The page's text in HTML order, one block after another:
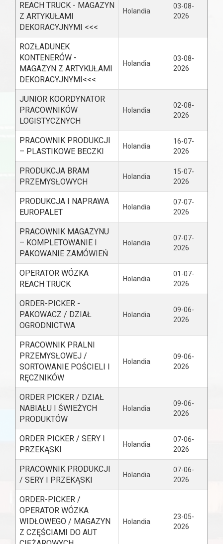
REACH TRUCK - MAGAZYN
Z ARTYKUŁAMI
DEKORACYJNYMI <<<
Holandia
03-08-
2026
ROZŁADUNEK
KONTENERÓW -
MAGAZYN Z ARTYKUŁAMI
DEKORACYJNYMI<<<
Holandia
03-08-
2026
JUNIOR KOORDYNATOR
PRACOWNIKÓW
LOGISTYCZNYCH
Holandia
02-08-
2026
PRACOWNIK PRODUKCJI
– PLASTIKOWE BECZKI
Holandia
16-07-
2026
PRODUKCJA BRAM
PRZEMYSŁOWYCH
Holandia
15-07-
2026
PRODUKCJA I NAPRAWA
EUROPALET
Holandia
07-07-
2026
PRACOWNIK MAGAZYNU
– KOMPLETOWANIE I
PAKOWANIE ZAMÓWIEŃ
Holandia
07-07-
2026
OPERATOR WÓZKA
REACH TRUCK
Holandia
01-07-
2026
ORDER-PICKER -
PAKOWACZ / DZIAŁ
OGRODNICTWA
Holandia
09-06-
2026
PRACOWNIK PRALNI
PRZEMYSŁOWEJ /
SORTOWANIE POŚCIELI I
RĘCZNIKÓW
Holandia
09-06-
2026
ORDER PICKER / DZIAŁ
NABIAŁU I ŚWIEŻYCH
PRODUKTÓW
Holandia
09-06-
2026
ORDER PICKER / SERY I
PRZEKĄSKI
Holandia
07-06-
2026
PRACOWNIK PRODUKCJI
/ SERY I PRZEKĄSKI
Holandia
07-06-
2026
ORDER-PICKER /
OPERATOR WÓZKA
WIDŁOWEGO / MAGAZYN
Z CZĘŚCIAMI DO AUT
Holandia
23-05-
2026